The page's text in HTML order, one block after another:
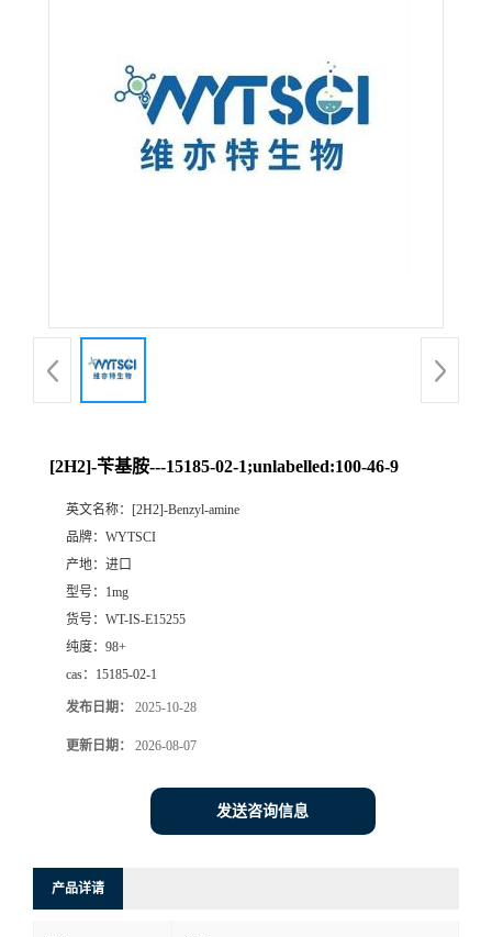
[2H2]-苄基胺---15185-02-1;unlabelled:100-46-9
英文名称： [2H2]-Benzyl-amine
品牌： WYTSCI
产地： 进口
型号： 1mg
货号： WT-IS-E15255
纯度： 98+
cas： 15185-02-1
发布日期： 2025-10-28
更新日期： 2026-08-07
发送咨询信息
产品详请